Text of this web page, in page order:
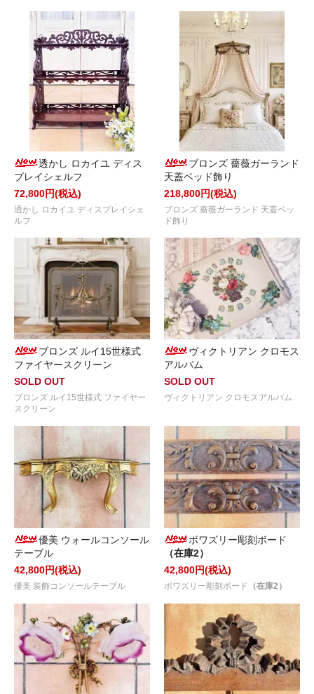
透かし ロカイユ ディス
プレイシェルフ
72,800円(税込)
透かし ロカイユ ディスプレイシェ
ルフ
ブロンズ 薔薇ガーランド
天蓋ベッド飾り
218,800円(税込)
ブロンズ 薔薇ガーランド 天蓋ベッ
ド飾り
ブロンズ ルイ15世様式
ファイヤースクリーン
SOLD OUT
ブロンズ ルイ15世様式 ファイヤー
スクリーン
ヴィクトリアン クロモス
アルバム
SOLD OUT
ヴィクトリアン クロモスアルバム
優美 ウォールコンソール
テーブル
42,800円(税込)
優美 装飾コンソールテーブル
ボワズリー彫刻ボード
（在庫2）
42,800円(税込)
ボワズリー彫刻ボード （在庫2）